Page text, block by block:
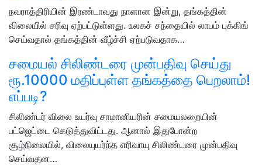
நவராத்திரியின் இரண்டாவது நாளான இன்று, தங்கத்தின்
விலையில் சரிவு ஏற்பட்டுள்ளது. உலகச் சந்தையில் லாபம் புக்கிங்
செய்வதால் தங்கத்தின் வீழ்ச்சி ஏற்படுவதாக…
சமையல் சிலிண்டரை முன்பதிவு செய்து
ரூ.10000 மதிப்புள்ள தங்கத்தை பெறலாம்!
எப்படி?
சிலிண்டர் விலை உயர்வு சாமானியரின் சமையலறையின்
பட்ஜெட்டை கெடுத்துவிட்டது. ஆனால் இதுபோன்ற
சூழ்நிலையில், விலையுயர்ந்த எரிவாயு சிலிண்டரை முன்பதிவு
செய்வதன…